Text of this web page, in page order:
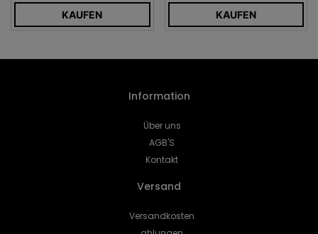
KAUFEN KAUFEN
Information
Über uns
AGB'S
Kontakt
Versand
Versandkosten